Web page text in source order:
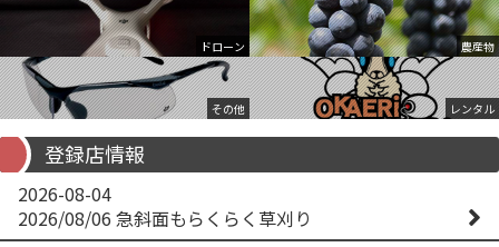
ドローン 農産物
その他 レンタル
登録店情報
2026-08-04
2026/08/06 急斜面もらくらく草刈り